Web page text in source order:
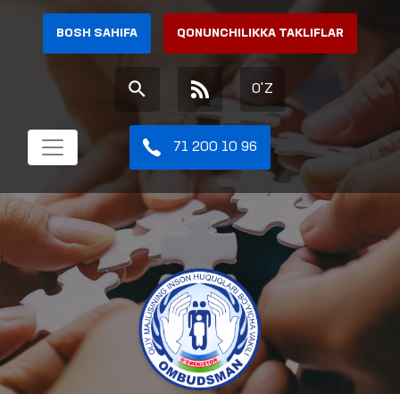
BOSH SAHIFA QONUNCHILIKKA TAKLIFLAR
O'Z
71 200 10 96